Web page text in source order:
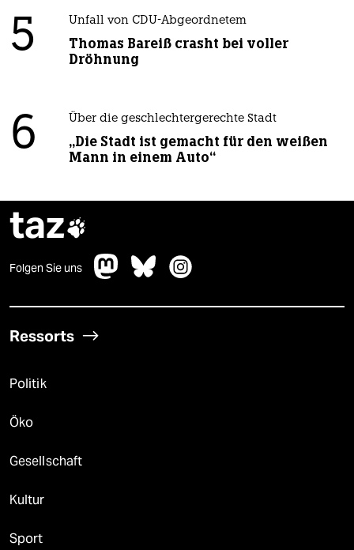
5 Unfall von CDU-Abgeordnetem
Thomas Bareiß crasht bei voller
Dröhnung
6 Über die geschlechtergerechte Stadt
„Die Stadt ist gemacht für den weißen
Mann in einem Auto“
taz
Folgen Sie uns
Ressorts
Politik
Öko
Gesellschaft
Kultur
Sport